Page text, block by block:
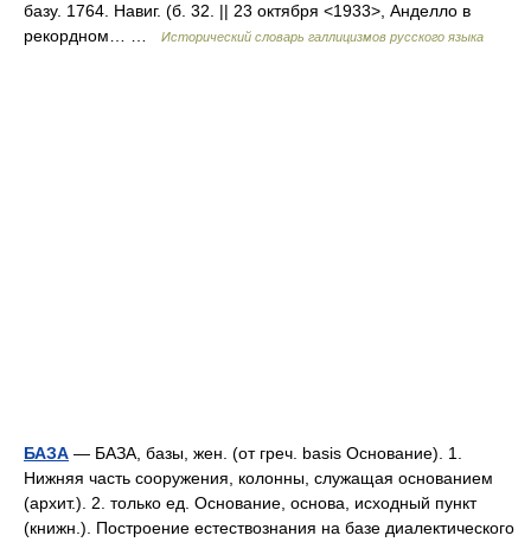
базу. 1764. Навиг. (б. 32. || 23 октября <1933>, Анделло в
рекордном… …
Исторический словарь галлицизмов русского языка
БАЗА — БАЗА, базы, жен. (от греч. basis Основание). 1.
Нижняя часть сооружения, колонны, служащая основанием
(архит.). 2. только ед. Основание, основа, исходный пункт
(книжн.). Построение естествознания на базе диалектического